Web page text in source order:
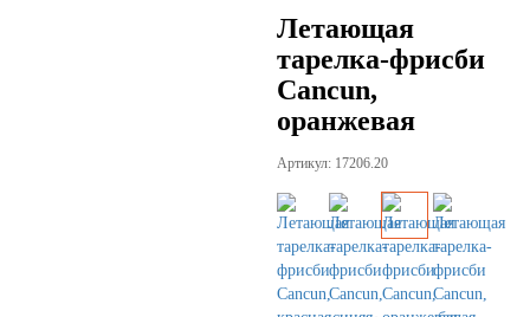
Летающая
тарелка-фрисби
Cancun,
оранжевая
Артикул: 17206.20